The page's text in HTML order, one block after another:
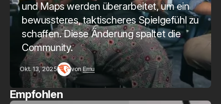
und Maps werden überarbeitet, um ein
bewussteres, taktischeres Spielgefühl zu
schaffen. Diese Änderung spaltet die
Community.
Okt. 13, 2025 von Emu
Empfohlen